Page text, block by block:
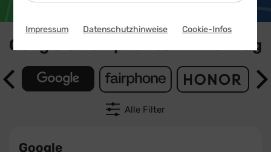
Google Smartphones mit Vertrag
Alle Filter
Google
Impressum Datenschutzhinweise Cookie-Infos